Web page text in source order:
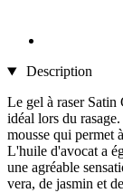
Description
Le gel à raser
idéal lors du
mousse qui permet
L'huile d'avocat a
une agréable
vera, de jasmin et